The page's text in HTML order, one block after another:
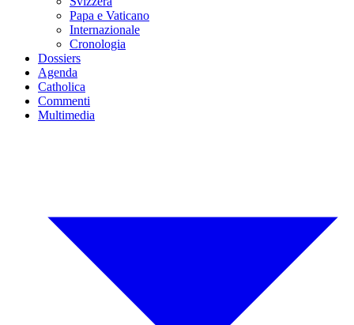
Papa e Vaticano
Internazionale
Cronologia
Dossiers
Agenda
Catholica
Commenti
Multimedia